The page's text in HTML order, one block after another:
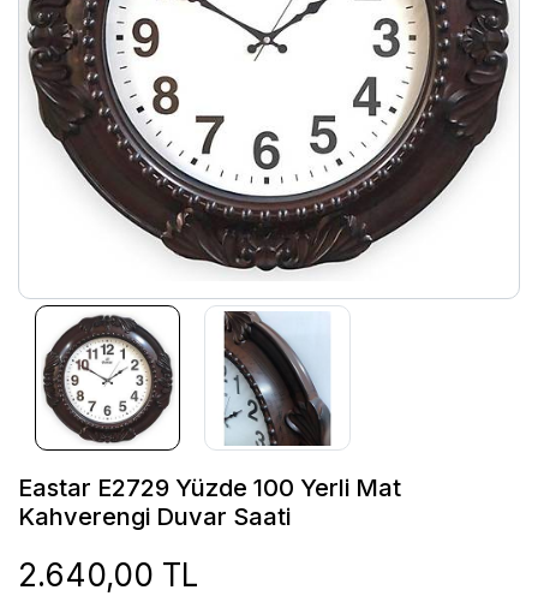
Eastar E2729 Yüzde 100 Yerli Mat
Kahverengi Duvar Saati
2.640,00 TL